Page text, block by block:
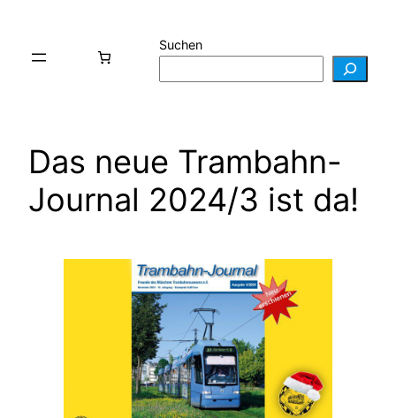
springen
Suchen
Das neue Trambahn-
Journal 2024/3 ist da!